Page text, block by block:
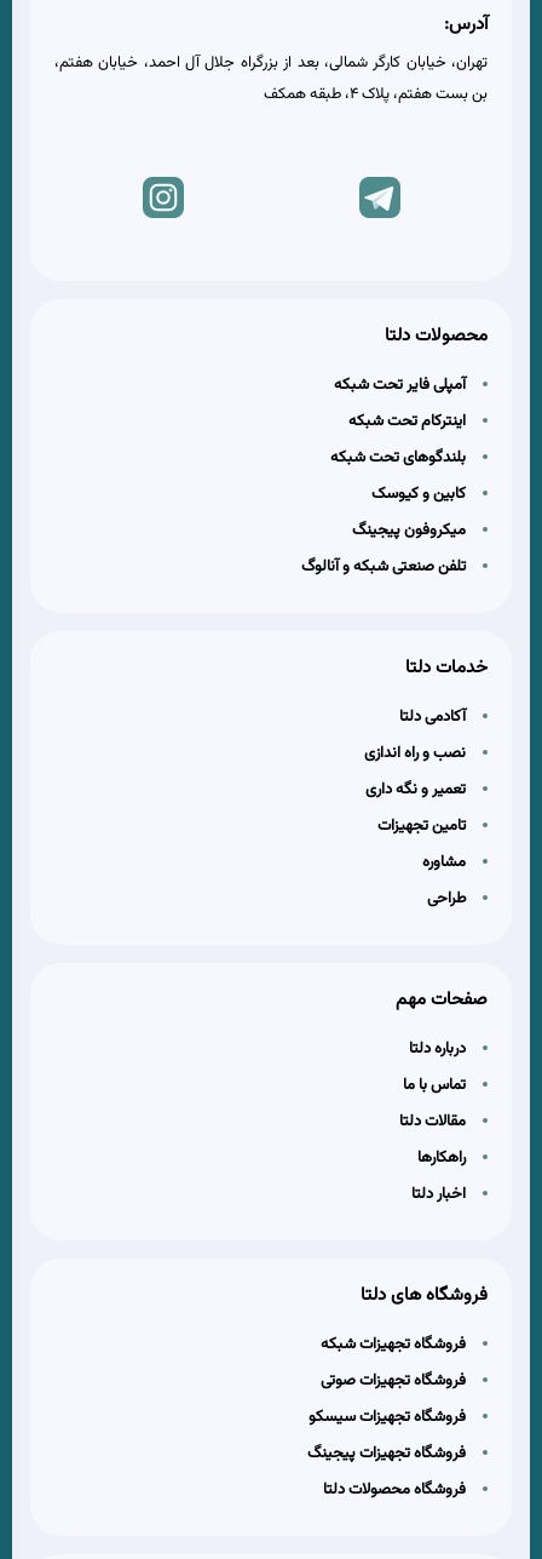
آدرس:
تهران، خیابان کارگر شمالی، بعد از بزرگراه جلال آل احمد، خیابان هفتم،
بن بست هفتم، پلاک 4، طبقه همکف
محصولات دلتا
آمپلی فایر تحت شبکه
اینترکام تحت شبکه
بلندگوهای تحت شبکه
کابین و کیوسک
میکروفون پیجینگ
تلفن صنعتی شبکه و آنالوگ
خدمات دلتا
آکادمی دلتا
نصب و راه اندازی
تعمیر و نگه داری
تامین تجهیزات
مشاوره
طراحی
صفحات مهم
درباره دلتا
تماس با ما
مقالات دلتا
راهکارها
اخبار دلتا
فروشگاه های دلتا
فروشگاه تجهیزات شبکه
فروشگاه تجهیزات صوتی
فروشگاه تجهیزات سیسکو
فروشگاه تجهیزات پیجینگ
فروشگاه محصولات دلتا